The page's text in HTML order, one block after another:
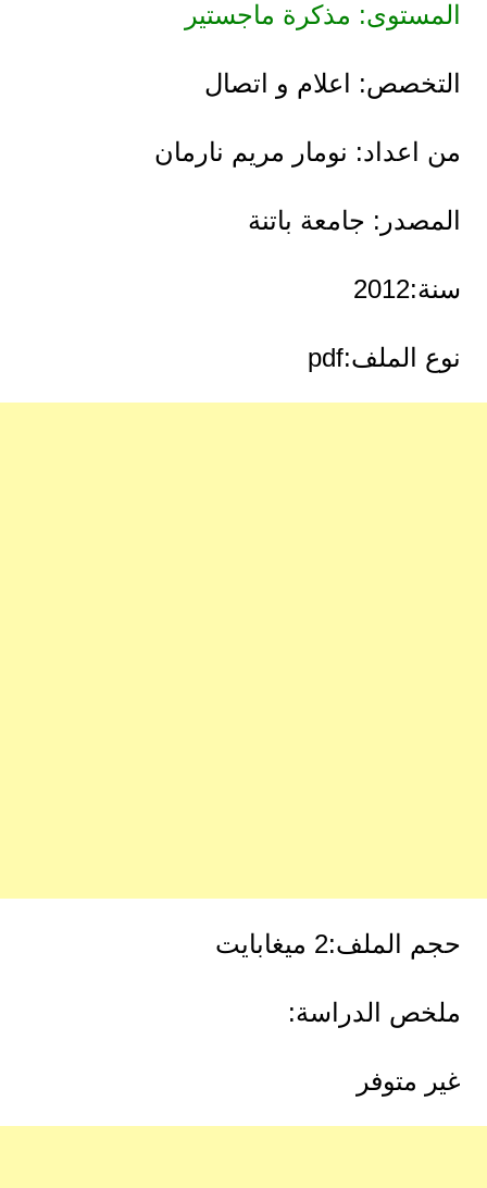
المستوى: مذكرة ماجستير
التخصص: اعلام و اتصال
من اعداد: نومار مريم نارمان
المصدر: جامعة باتنة
سنة:2012
نوع الملف:pdf
حجم الملف:2 ميغابايت
ملخص الدراسة:
غير متوفر